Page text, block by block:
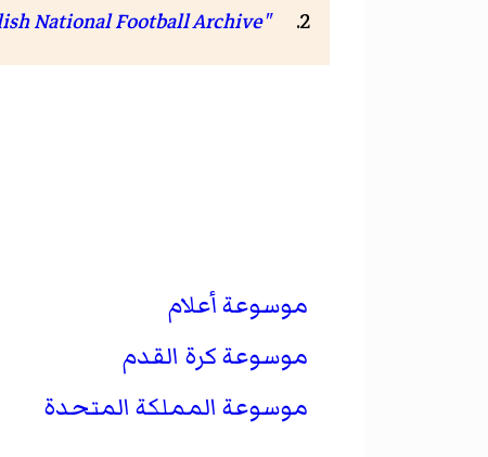
"English National Football Archive"
موسوعة أعلام
موسوعة كرة القدم
موسوعة المملكة المتحدة